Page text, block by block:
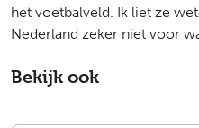
het voetbalveld. Ik liet ze
Nederland zeker niet voor
Bekijk ook